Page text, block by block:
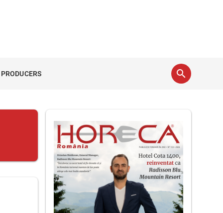
search